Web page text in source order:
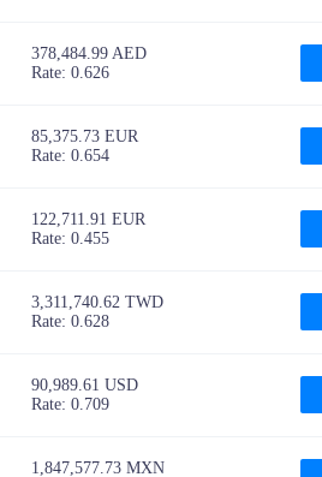
378,484.99 AED
Rate: 0.626
85,375.73 EUR
Rate: 0.654
122,711.91 EUR
Rate: 0.455
3,311,740.62 TWD
Rate: 0.628
90,989.61 USD
Rate: 0.709
1,847,577.73 MXN